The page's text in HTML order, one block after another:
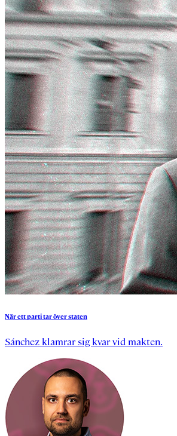
Närettpartitaröverstaten
Sánchez klamrar sig kvar vid makten.